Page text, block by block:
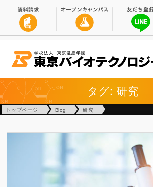
タグ: 研究
トップページ Blog 研究